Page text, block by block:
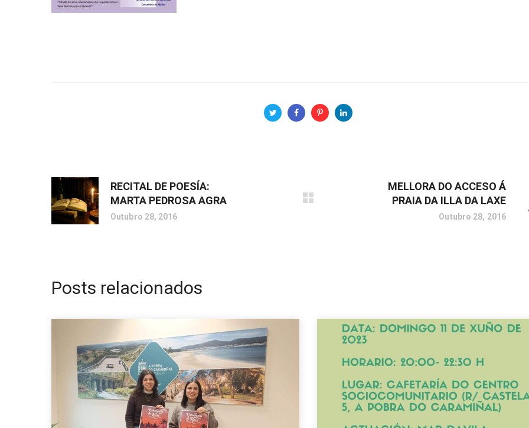
RECITAL DE POESÍA:
MARTA PEDROSA AGRA
Outubro 28, 2016
MELLORA DO ACCESO Á
PRAIA DA ILLA DA LAXE
Outubro 28, 2016
Posts relacionados